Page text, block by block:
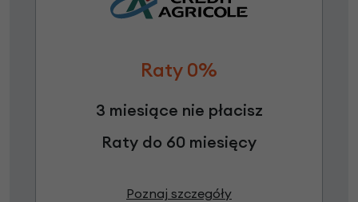
Raty 0%
3 miesiące nie płacisz
Raty do 60 miesięcy
Poznaj szczegóły